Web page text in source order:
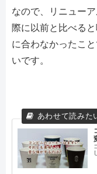
なので、リニュー
際に以前と比べる
に合わなかったこ
いです。